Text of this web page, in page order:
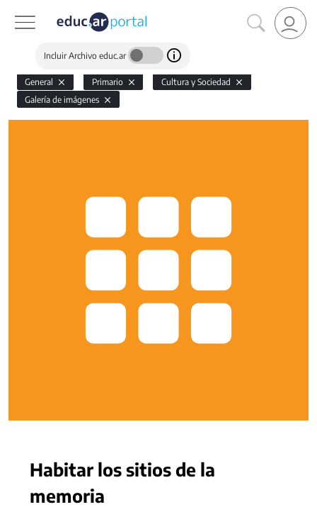
Incluir Archivo educ.ar
General Primario
Cultura y Sociedad
Galería de imágenes
Habitar los sitios de la
memoria